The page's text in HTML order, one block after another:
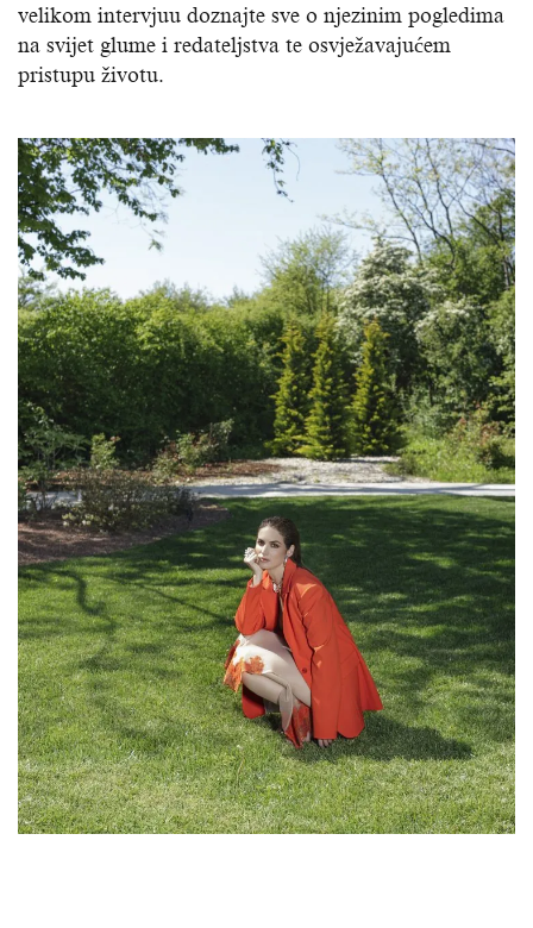
velikom intervjuu doznajte sve o njezinim pogledima
na svijet glume i redateljstva te osvježavajućem
pristupu životu.